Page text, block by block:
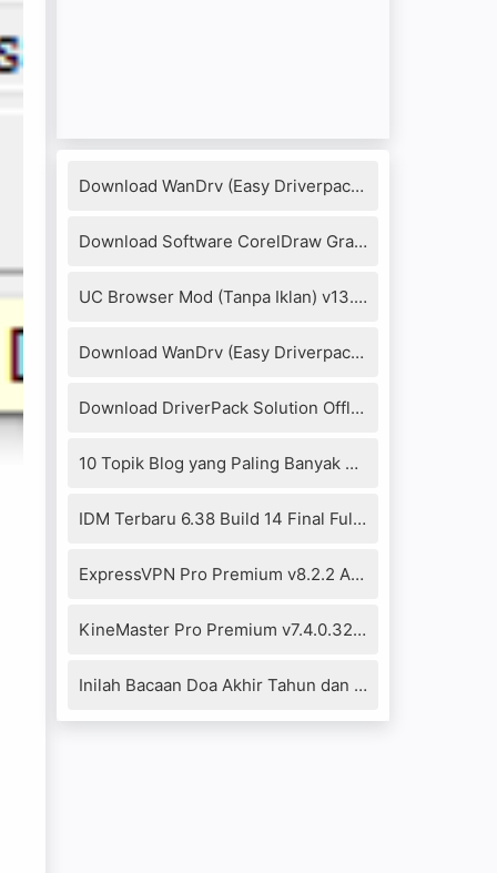
Download WanDrv (Easy Driverpack) 7.17.1218.3 Full Version
Download Software CorelDraw Graphics Suite X8 + Keygen
UC Browser Mod (Tanpa Iklan) v13.4.0.1306 Apk
Download WanDrv (Easy Driverpack) 6.6.2016.0114
Download DriverPack Solution Offline 17.10.14-20104 Full Version
10 Topik Blog yang Paling Banyak Dikunjungi 2021
IDM Terbaru 6.38 Build 14 Final Full Crack+Patch Fixed
ExpressVPN Pro Premium v8.2.2 Apk
KineMaster Pro Premium v7.4.0.32290.GP Mod Apk (No Watermark)
Inilah Bacaan Doa Akhir Tahun dan Awal Tahun Islam Hijriyah